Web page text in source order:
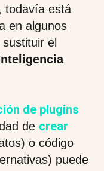
todavía está
en algunos
el
de plugins
de crear
o código
puede